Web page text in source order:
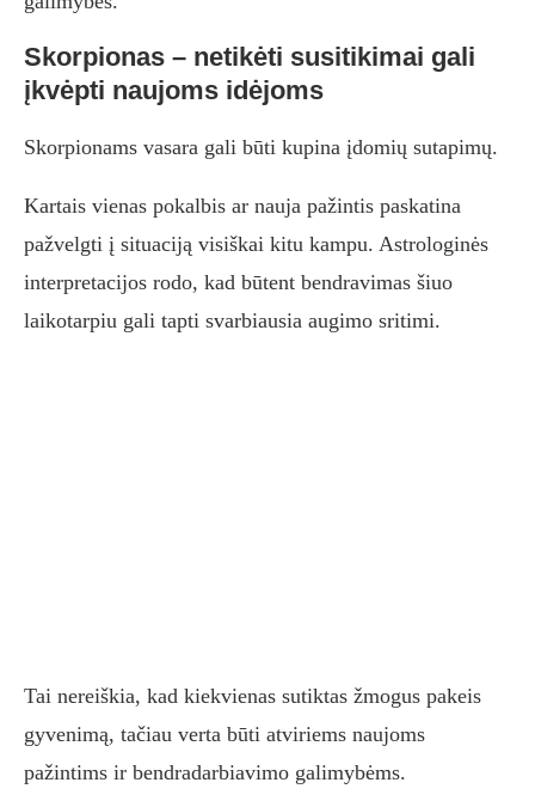
Skorpionas – netikėti susitikimai gali
įkvėpti naujoms idėjoms
Skorpionams vasara gali būti kupina įdomių sutapimų.
Kartais vienas pokalbis ar nauja pažintis paskatina
pažvelgti į situaciją visiškai kitu kampu. Astrologinės
interpretacijos rodo, kad būtent bendravimas šiuo
laikotarpiu gali tapti svarbiausia augimo sritimi.
Tai nereiškia, kad kiekvienas sutiktas žmogus pakeis
gyvenimą, tačiau verta būti atviriems naujoms
pažintims ir bendradarbiavimo galimybėms.